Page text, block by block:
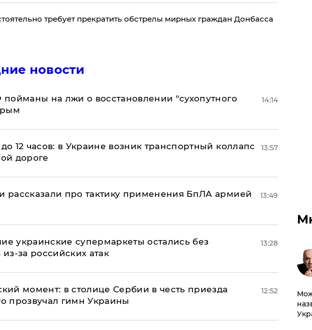
требует прекратить обстрелы мирных граждан Донбасса
новости
пойманы на лжи о восстановлении "сухопутного
14:14
12 часов: в Украине возник транспортный коллапс
дороге
13:57
рассказали про тактику применения БпЛА армией
13:49
украинские супермаркеты остались без
из-за российских атак
13:28
момент: в столице Сербии в честь приезда
прозвучал гимн Украины
12:52